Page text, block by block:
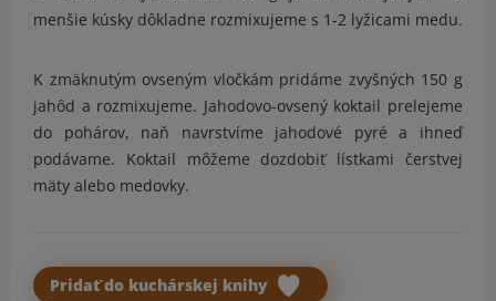
menšie kúsky dôkladne rozmixujeme s 1-2 lyžicami medu.
K zmäknutým ovseným vločkám pridáme zvyšných 150 g
jahôd a rozmixujeme. Jahodovo-ovsený koktail prelejeme
do pohárov, naň navrstvíme jahodové pyré a ihneď
podávame. Koktail môžeme dozdobiť lístkami čerstvej
mäty alebo medovky.
Pridať do kuchárskej knihy